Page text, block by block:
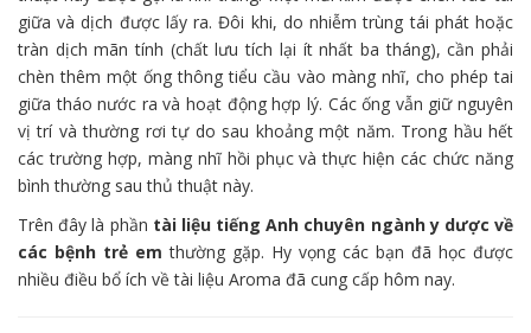
giữa và dịch được lấy ra. Đôi khi, do nhiễm trùng tái phát hoặc
tràn dịch mãn tính (chất lưu tích lại ít nhất ba tháng), cần phải
chèn thêm một ống thông tiểu cầu vào màng nhĩ, cho phép tai
giữa tháo nước ra và hoạt động hợp lý. Các ống vẫn giữ nguyên
vị trí và thường rơi tự do sau khoảng một năm. Trong hầu hết
các trường hợp, màng nhĩ hồi phục và thực hiện các chức năng
bình thường sau thủ thuật này.
Trên đây là phần tài liệu tiếng Anh chuyên ngành y dược về
các bệnh trẻ em thường gặp. Hy vọng các bạn đã học được
nhiều điều bổ ích về tài liệu Aroma đã cung cấp hôm nay.